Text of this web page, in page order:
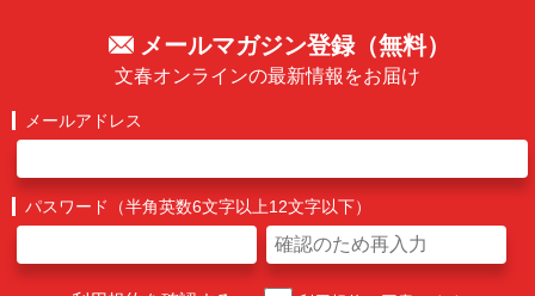
メールマガジン登録（無料）
文春オンラインの最新情報をお届け
メールアドレス
パスワード（半角英数6文字以上12文字以下）